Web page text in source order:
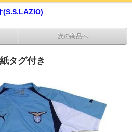
(S.S.LAZIO)
次の商品へ
タグ付き